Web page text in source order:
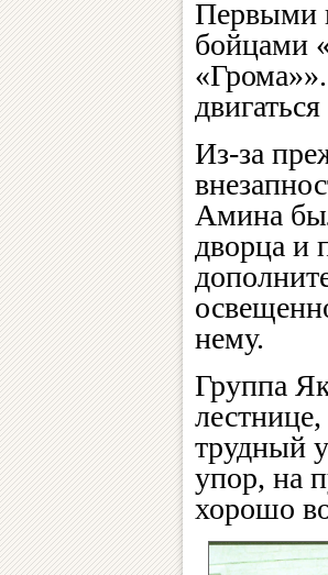
Первыми
бойцами
Из-за
Амина
дворца и
нему.
Группа
трудный
упор, на
хорошо